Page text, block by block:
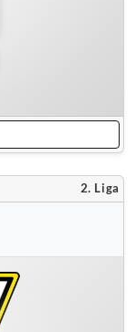
2. Liga